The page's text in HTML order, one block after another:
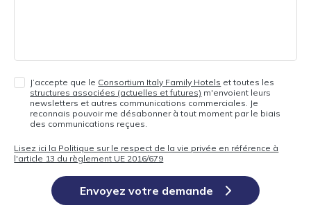
J’accepte que le Consortium Italy Family Hotels et toutes les
structures associées (actuelles et futures) m'envoient leurs
newsletters et autres communications commerciales. Je
reconnais pouvoir me désabonner à tout moment par le biais
des communications reçues.
Lisez ici la Politique sur le respect de la vie privée en référence à
l'article 13 du règlement UE 2016/679
Envoyez votre demande